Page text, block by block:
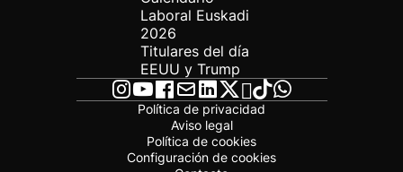
Laboral Euskadi
2026
Titulares del día
EEUU y Trump
Política de privacidad
Aviso legal
Política de cookies
Configuración de cookies